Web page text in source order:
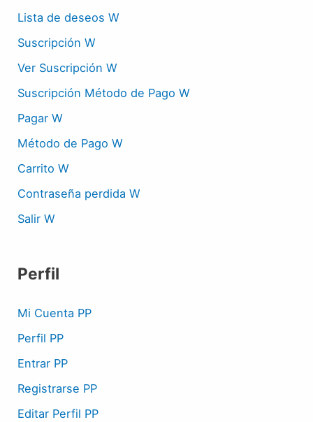
Lista de deseos W
Suscripción W
Ver Suscripción W
Suscripción Método de Pago W
Pagar W
Método de Pago W
Carrito W
Contraseña perdida W
Salir W
Perfil
Mi Cuenta PP
Perfil PP
Entrar PP
Registrarse PP
Editar Perfil PP